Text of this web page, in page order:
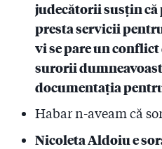
Judecătorul aprobase
timp de o lună a lui
procurorii nici măcar în
a avut loc accidentul?!
Omorâtă de infecții și
2.31
Trei ani de la incendiul
viața voastră!”
judecătorii susțin
presta servicii
vi se pare un
surorii
documentația
Habar n-aveam că
Nicoleta Aldoiu e